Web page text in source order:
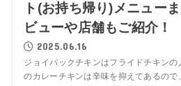
ト(お持ち帰り)メニュー
ビューや店舗もご紹介！
2025.06.16
ジョイパックチキンはフライドチキン
のカレーチキンは辛味を抑えてあるので